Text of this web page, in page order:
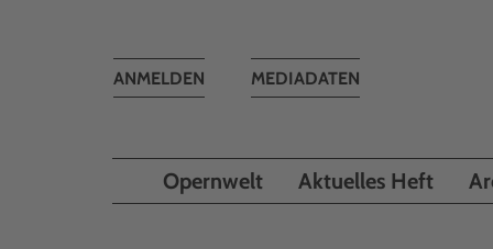
MEDIADATEN
Toggle
ANMELDEN
Opernwelt Aktuelles Heft